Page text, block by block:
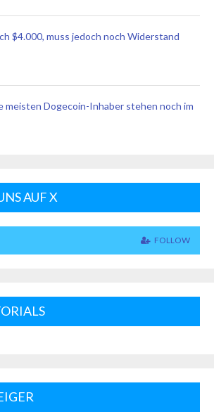
$4.000, muss jedoch noch Widerstand
meisten Dogecoin-Inhaber stehen noch im
AUF X
FOLLOW